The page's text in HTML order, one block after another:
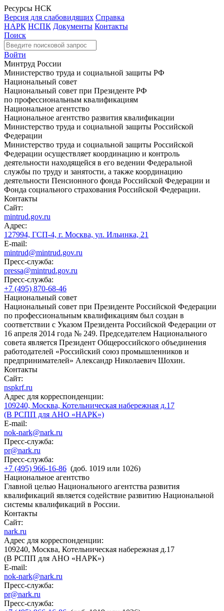
Ресурсы НСК
Версия для слабовидящих Справка
НАРК НСПК Документы Контакты
Поиск
Войти
Минтруд России
Министерство труда и социальной защиты РФ
Национальный совет
Национальный совет при Президенте РФ
по профессиональным квалификациям
Национальное агентство
Национальное агентство развития квалификации
Министерство труда и социальной защиты Российской
Федерации
Министерство труда и социальной защиты Российской
Федерации осуществляет координацию и контроль
деятельности находящейся в его ведении Федеральной
службы по труду и занятости, а также координацию
деятельности Пенсионного фонда Российской Федерации и
Фонда социального страхования Российской Федерации.
Контакты
Сайт:
mintrud.gov.ru
Адрес:
127994, ГСП-4, г. Москва, ул. Ильинка, 21
E-mail:
mintrud@mintrud.gov.ru
Пресс-служба:
pressa@mintrud.gov.ru
Пресс-служба:
+7 (495) 870-68-46
Национальный совет
Национальный совет при Президенте Российской Федерации
по профессиональным квалификациям был создан в
соответствии с Указом Президента Российской Федерации от
16 апреля 2014 года № 249. Председателем Национального
совета является Президент Общероссийского объединения
работодателей «Российский союз промышленников и
предпринимателей» Александр Николаевич Шохин.
Контакты
Сайт:
nspkrf.ru
Адрес для корреспонденции:
109240, Москва, Котельническая набережная д.17
(В РСПП для АНО «НАРК»)
E-mail:
nok-nark@nark.ru
Пресс-служба:
pr@nark.ru
Пресс-служба:
+7 (495) 966-16-86 (доб. 1019 или 1026)
Национальное агентство
Главной целью Национального агентства развития
квалификаций является содействие развитию Национальной
системы квалификаций в России.
Контакты
Сайт:
nark.ru
Адрес для корреспонденции:
109240, Москва, Котельническая набережная д.17
(В РСПП для АНО «НАРК»)
E-mail:
nok-nark@nark.ru
Пресс-служба:
pr@nark.ru
Пресс-служба: